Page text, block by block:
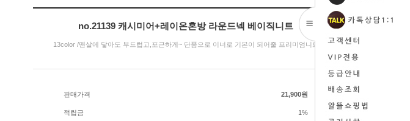
no.21139 캐시미어+레이온혼방 라운드넥 베이직니트
13color /맨살에 닿아도 부드럽고,포근하게~ 단품으로 이너로 기본이 되어줄 프리미엄니트
판매가격 21,900원
적립금 1%